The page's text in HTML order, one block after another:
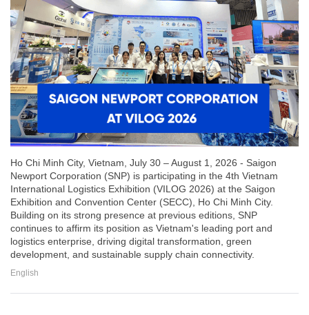
Ho Chi Minh City, Vietnam, July 30 – August 1, 2026 - Saigon
Newport Corporation (SNP) is participating in the 4th Vietnam
International Logistics Exhibition (VILOG 2026) at the Saigon
Exhibition and Convention Center (SECC), Ho Chi Minh City.
Building on its strong presence at previous editions, SNP
continues to affirm its position as Vietnam's leading port and
logistics enterprise, driving digital transformation, green
development, and sustainable supply chain connectivity.
English